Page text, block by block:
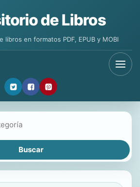
de Libros
libros en formatos PDF, EPUB y MOBI